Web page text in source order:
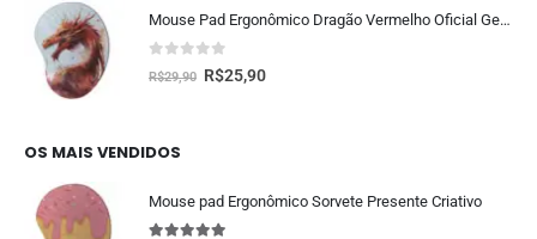
Mouse Pad Ergonômico Dragão Vermelho Oficial Geek Vip
fora de 5
R$29,90 R$25,90
OS MAIS VENDIDOS
Mouse pad Ergonômico Sorvete Presente Criativo